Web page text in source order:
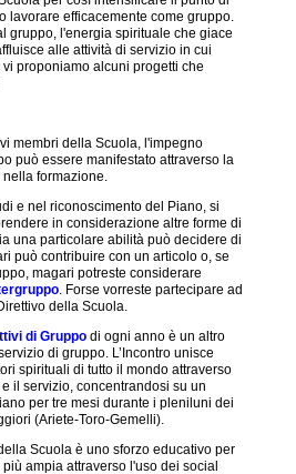
lavorare efficacemente come gruppo.
gruppo, l'energia spirituale che giace
alle attività di servizio in cui
proponiamo alcuni progetti che
membri della Scuola, l'impegno
può essere manifestato attraverso la
formazione.
e nel riconoscimento del Piano, si
in considerazione altre forme di
una particolare abilità può decidere di
può contribuire con un articolo o, se
magari potreste considerare
. Forse vorreste partecipare ad
della Scuola.
di Gruppo di ogni anno è un altro
di gruppo. L’Incontro unisce
spirituali di tutto il mondo attraverso
il servizio, concentrandosi su un
per tre mesi durante i pleniluni dei
(Ariete-Toro-Gemelli).
Scuola è uno sforzo educativo per
ampia attraverso l'uso dei social